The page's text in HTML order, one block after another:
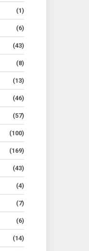
(1)
(6)
(43)
(8)
(13)
(46)
(57)
(100)
(169)
(43)
(4)
(7)
(6)
(14)